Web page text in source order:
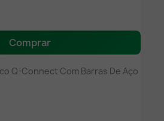
Comprar
Q-Connect Com Barras De Aço